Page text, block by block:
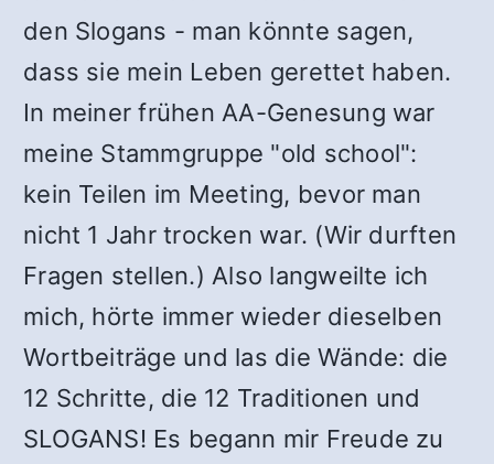
den Slogans - man könnte sagen,
dass sie mein Leben gerettet haben.
In meiner frühen AA-Genesung war
meine Stammgruppe "old school":
kein Teilen im Meeting, bevor man
nicht 1 Jahr trocken war. (Wir durften
Fragen stellen.) Also langweilte ich
mich, hörte immer wieder dieselben
Wortbeiträge und las die Wände: die
12 Schritte, die 12 Traditionen und
SLOGANS! Es begann mir Freude zu